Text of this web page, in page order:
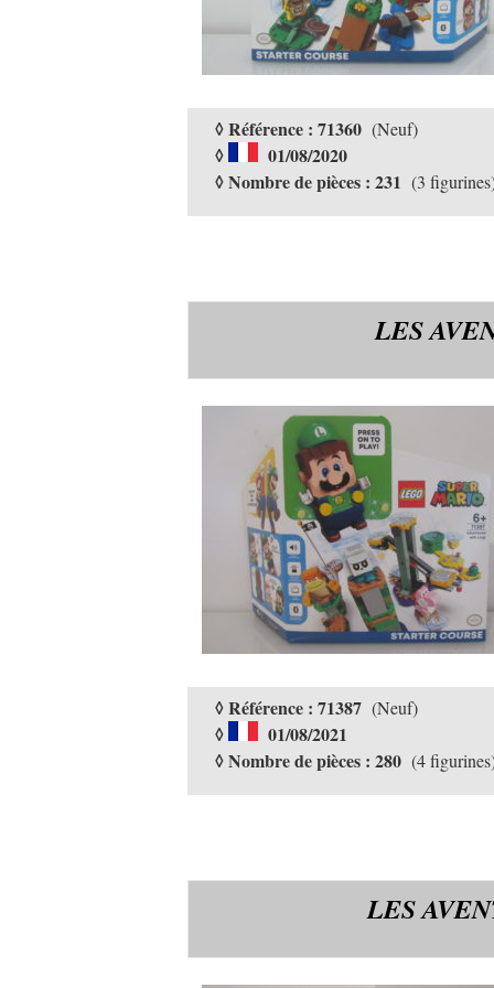
◊ Référence : 71360 (Neuf)
◊
01/08/2020
◊ Nombre de pièces : 231 (3
LES
◊ Référence : 71387 (Neuf)
◊
01/08/2021
◊ Nombre de pièces : 280 (4
LES